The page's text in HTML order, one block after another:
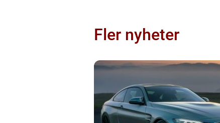
Fler nyheter